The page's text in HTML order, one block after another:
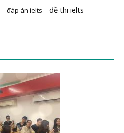
đáp án ielts đề thi ielts